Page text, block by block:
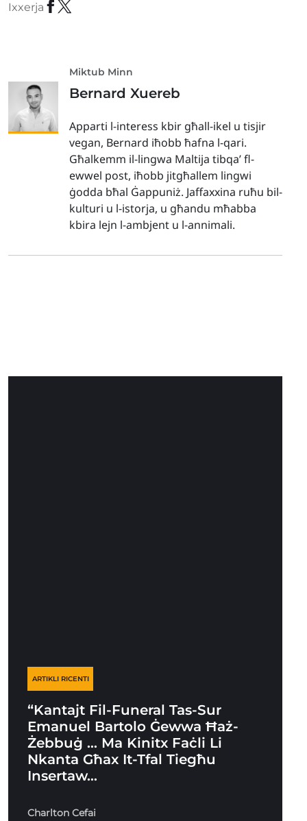
Ixxerja
Miktub Minn
Bernard Xuereb
Apparti l-interess kbir għall-ikel u tisjir
vegan, Bernard iħobb ħafna l-qari.
Għalkemm il-lingwa Maltija tibqa’ fl-
ewwel post, iħobb jitgħallem lingwi
ġodda bħal Ġappuniż. Jaffaxxina ruħu bil-
kulturi u l-istorja, u għandu mħabba
kbira lejn l-ambjent u l-annimali.
ARTIKLI RICENTI
“Kantajt Fil-Funeral Tas-Sur
Emanuel Bartolo Ġewwa Ħaż-
Żebbuġ … Ma Kinitx Faċli Li
Nkanta Għax It-Tfal Tiegħu
Insertaw…
Charlton Cefai